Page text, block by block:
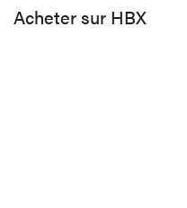
Acheter sur HBX